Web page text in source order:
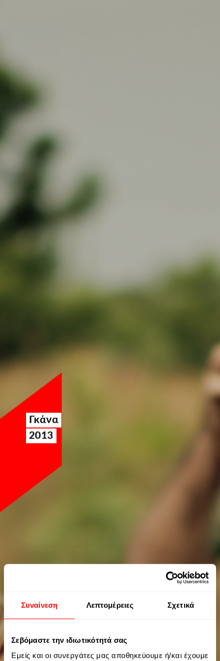
Συναίνεση Λεπτομέρειες Σχετικά
Σεβόμαστε την ιδιωτικότητά σας
Εμείς και οι συνεργάτες μας αποθηκεύουμε ή/και έχουμε
Γκάνα
2013